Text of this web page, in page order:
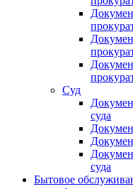
Суд
суда
суда
Бытовое